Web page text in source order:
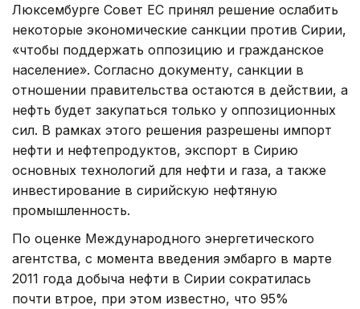
Люксембурге Совет ЕС принял решение ослабить
некоторые экономические санкции против Сирии,
«чтобы поддержать оппозицию и гражданское
население». Согласно документу, санкции в
отношении правительства остаются в действии, а
нефть будет закупаться только у оппозиционных
сил. В рамках этого решения разрешены импорт
нефти и нефтепродуктов, экспорт в Сирию
основных технологий для нефти и газа, а также
инвестирование в сирийскую нефтяную
промышленность.
По оценке Международного энергетического
агентства, с момента введения эмбарго в марте
2011 года добыча нефти в Сирии сократилась
почти втрое, при этом известно, что 95%